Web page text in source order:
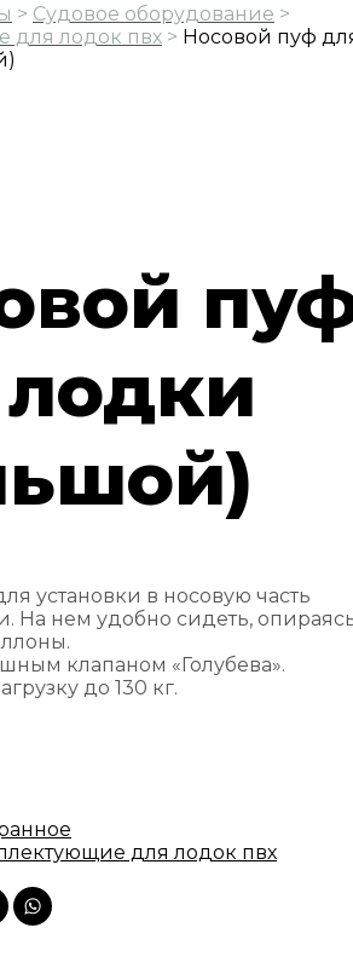
> Судовое оборудование >
для лодок пвх > Носовой пуф
установки в носовую часть
На нем удобно сидеть,
клапаном «Голубева».
до 130 кг.
для лодок пвх